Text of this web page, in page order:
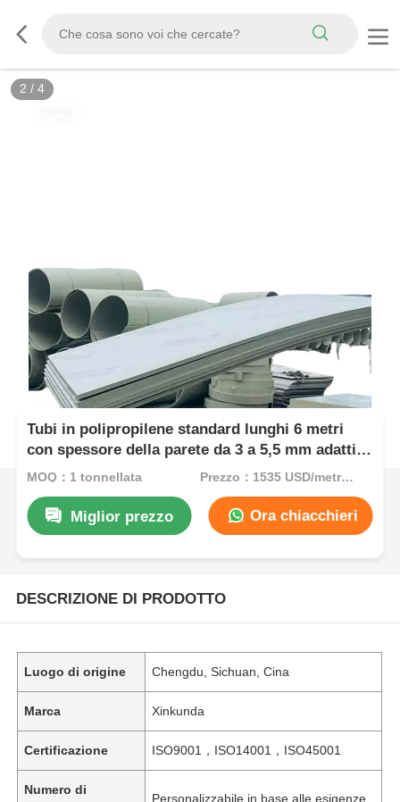
3 / 4
Tubi in polipropilene standard lunghi 6 metri
con spessore della parete da 3 a 5,5 mm adatti
per sistemi di approvvigionamento idrico e
MOQ：1 tonnellata Prezzo：1535 USD/metric ton (current price)
Miglior prezzo Ora chiacchieri
DESCRIZIONE DI PRODOTTO
Luogo di origine Chengdu, Sichuan, Cina
Marca Xinkunda
Certificazione ISO9001，ISO14001，ISO45001
Numero di
Personalizzabile in base alle esigenze